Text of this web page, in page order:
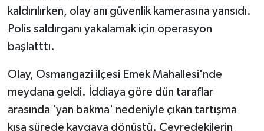
kaldırılırken, olay anı güvenlik kamerasına yansıdı.
Polis saldırganı yakalamak için operasyon
başlatttı.
Olay, Osmangazi ilçesi Emek Mahallesi'nde
meydana geldi. İddiaya göre dün taraflar
arasında 'yan bakma' nedeniyle çıkan tartışma
kısa sürede kavgaya dönüştü. Çevredekilerin